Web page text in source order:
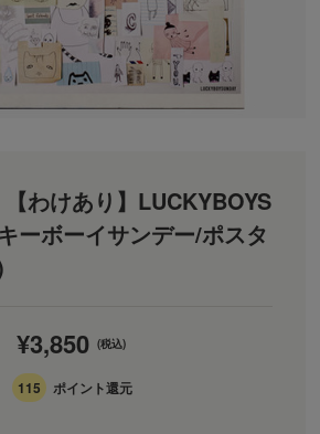
【わけあり】LUCKYBOYS
ーボーイサンデー/ポスタ
¥3,850 (税込)
115 ポイント還元